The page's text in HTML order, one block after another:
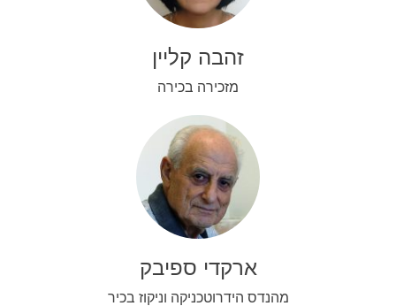
זהבה קליין
מזכירה בכירה
ארקדי ספיבק
מהנדס הידרוטכניקה וניקוז בכיר